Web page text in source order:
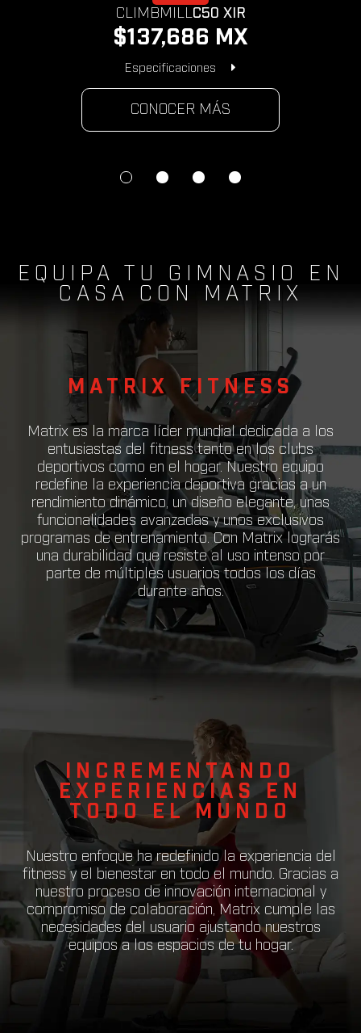
CLIMBMILLC50 XIR
$137,686 MX
Especificaciones
CONOCER MÁS
EQUIPA TU GIMNASIO EN
CASA CON MATRIX
MATRIX FITNESS
Matrix es la marca líder mundial dedicada a los
entusiastas del fitness tanto en los clubs
deportivos como en el hogar. Nuestro equipo
redefine la experiencia deportiva gracias a un
rendimiento dinámico, un diseño elegante, unas
funcionalidades avanzadas y unos exclusivos
programas de entrenamiento. Con Matrix lograrás
una durabilidad que resiste al uso intenso por
parte de múltiples usuarios todos los días
durante años.
INCREMENTANDO
EXPERIENCIAS EN
TODO EL MUNDO
Nuestro enfoque ha redefinido la experiencia del
fitness y el bienestar en todo el mundo. Gracias a
nuestro proceso de innovación internacional y
compromiso de colaboración, Matrix cumple las
necesidades del usuario ajustando nuestros
equipos a los espacios de tu hogar.